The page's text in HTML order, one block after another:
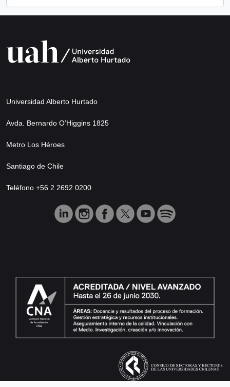
Universidad Alberto Hurtado
Avda. Bernardo O’Higgins 1825
Metro Los Héroes
Santiago de Chile
Teléfono +56 2 2692 0200